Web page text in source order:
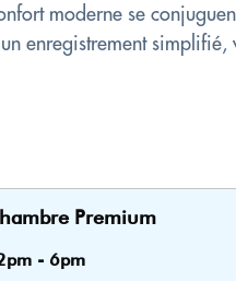
moderne se
enregistrement
Premium
- 6pm